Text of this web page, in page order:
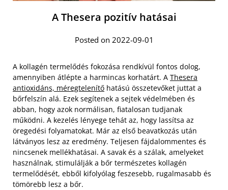
A Thesera pozitív hatásai
Posted on 2022-09-01
A kollagén termelődés fokozása rendkívül fontos dolog,
amennyiben átlépte a harmincas korhatárt. A Thesera
antioxidáns, méregtelenítő hatású összetevőket juttat a
bőrfelszín alá. Ezek segítenek a sejtek védelmében és
abban, hogy azok normálisan, fiatalosan tudjanak
működni. A kezelés lényege tehát az, hogy lassítsa az
öregedési folyamatokat. Már az első beavatkozás után
látványos lesz az eredmény. Teljesen fájdalommentes és
nincsenek mellékhatásai. A savak és a szálak, amelyeket
használnak, stimulálják a bőr természetes kollagén
termelődését, ebből kifolyólag feszesebb, rugalmasabb és
tömörebb lesz a bőr.